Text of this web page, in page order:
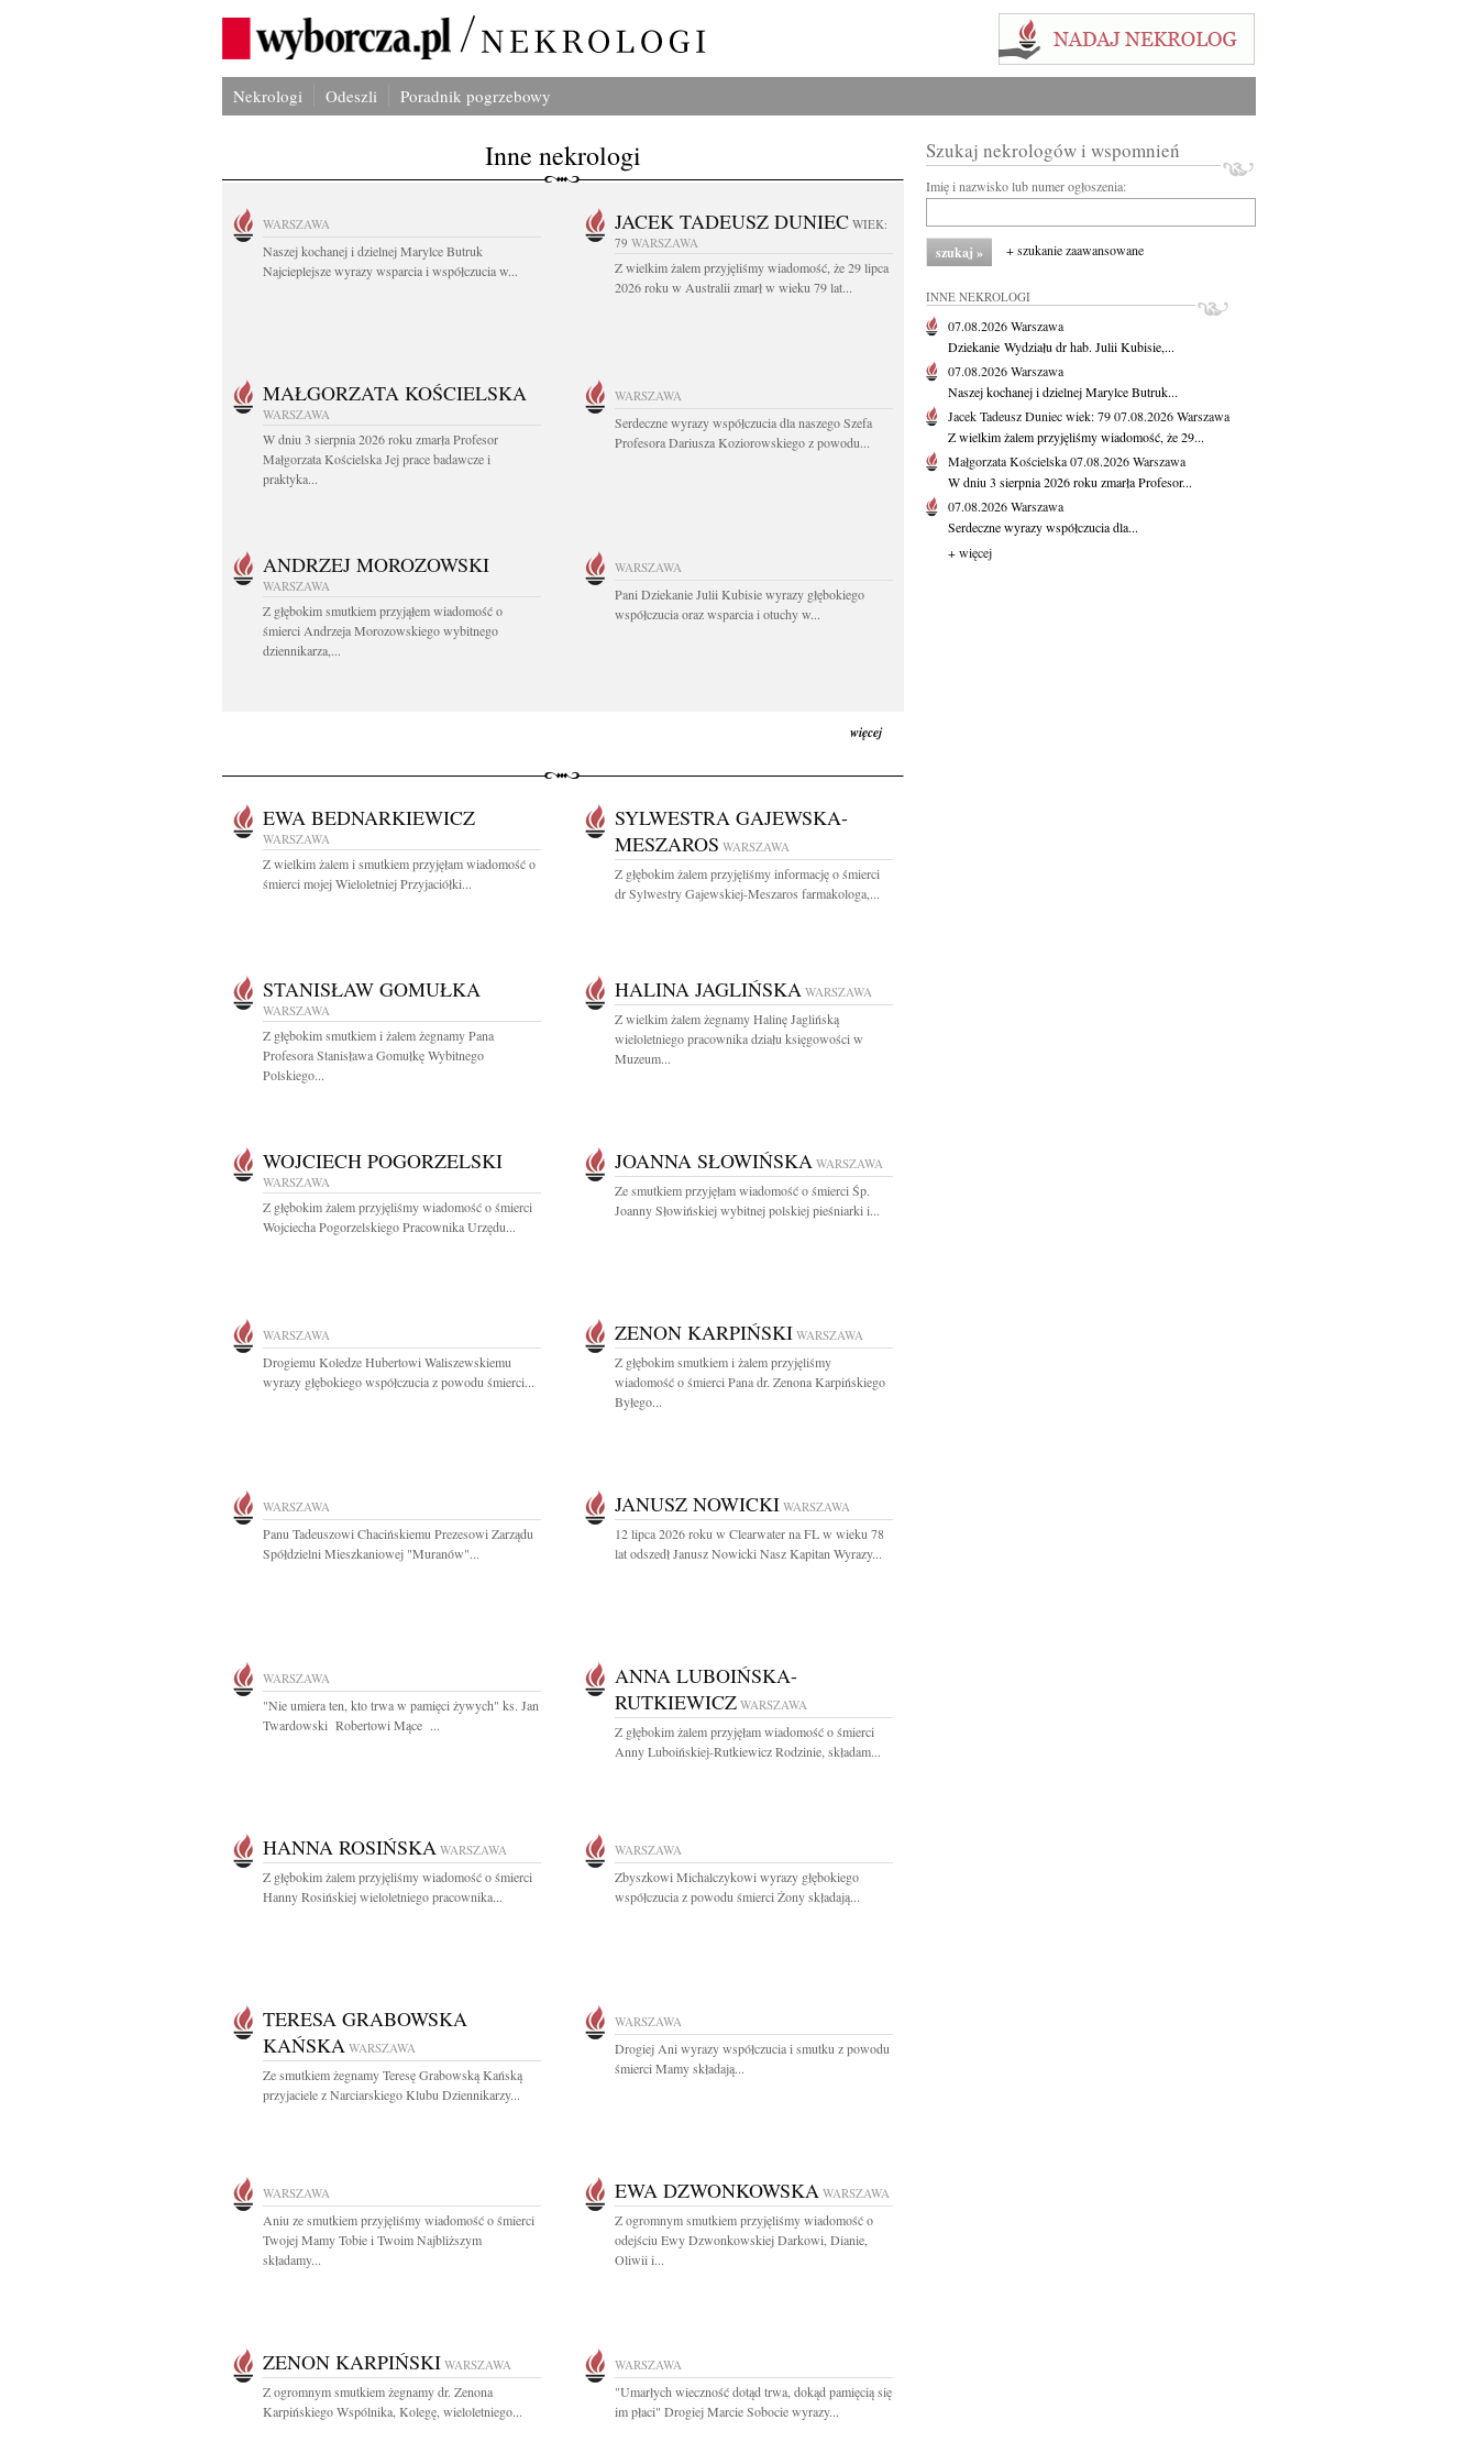
Nekrologi Odeszli Poradnik pogrzebowy
Inne nekrologi
WARSZAWA
Naszej kochanej i dzielnej Marylce Butruk
Najcieplejsze wyrazy wsparcia i współczucia w...
JACEK TADEUSZ DUNIEC WIEK:
79 WARSZAWA
Z wielkim żalem przyjęliśmy wiadomość, że 29 lipca
2026 roku w Australii zmarł w wieku 79 lat...
MAŁGORZATA KOŚCIELSKA
WARSZAWA
W dniu 3 sierpnia 2026 roku zmarła Profesor
Małgorzata Kościelska Jej prace badawcze i
praktyka...
WARSZAWA
Serdeczne wyrazy współczucia dla naszego Szefa
Profesora Dariusza Koziorowskiego z powodu...
ANDRZEJ MOROZOWSKI
WARSZAWA
Z głębokim smutkiem przyjąłem wiadomość o
śmierci Andrzeja Morozowskiego wybitnego
dziennikarza,...
WARSZAWA
Pani Dziekanie Julii Kubisie wyrazy głębokiego
współczucia oraz wsparcia i otuchy w...
więcej
EWA BEDNARKIEWICZ
WARSZAWA
Z wielkim żalem i smutkiem przyjęłam wiadomość o
śmierci mojej Wieloletniej Przyjaciółki...
SYLWESTRA GAJEWSKA-
MESZAROS WARSZAWA
Z głębokim żalem przyjęliśmy informację o śmierci
dr Sylwestry Gajewskiej-Meszaros farmakologa,...
STANISŁAW GOMUŁKA
WARSZAWA
Z głębokim smutkiem i żalem żegnamy Pana
Profesora Stanisława Gomułkę Wybitnego
Polskiego...
HALINA JAGLIŃSKA WARSZAWA
Z wielkim żalem żegnamy Halinę Jaglińską
wieloletniego pracownika działu księgowości w
Muzeum...
WOJCIECH POGORZELSKI
WARSZAWA
Z głębokim żalem przyjęliśmy wiadomość o śmierci
Wojciecha Pogorzelskiego Pracownika Urzędu...
JOANNA SŁOWIŃSKA WARSZAWA
Ze smutkiem przyjęłam wiadomość o śmierci Śp.
Joanny Słowińskiej wybitnej polskiej pieśniarki i...
WARSZAWA
Drogiemu Koledze Hubertowi Waliszewskiemu
wyrazy głębokiego współczucia z powodu śmierci...
ZENON KARPIŃSKI WARSZAWA
Z głębokim smutkiem i żalem przyjęliśmy
wiadomość o śmierci Pana dr. Zenona Karpińskiego
Byłego...
WARSZAWA
Panu Tadeuszowi Chacińskiemu Prezesowi Zarządu
Spółdzielni Mieszkaniowej "Muranów"...
JANUSZ NOWICKI WARSZAWA
12 lipca 2026 roku w Clearwater na FL w wieku 78
lat odszedł Janusz Nowicki Nasz Kapitan Wyrazy...
WARSZAWA
"Nie umiera ten, kto trwa w pamięci żywych" ks. Jan
Twardowski Robertowi Mące ...
ANNA LUBOIŃSKA-
RUTKIEWICZ WARSZAWA
Z głębokim żalem przyjęłam wiadomość o śmierci
Anny Luboińskiej-Rutkiewicz Rodzinie, składam...
HANNA ROSIŃSKA WARSZAWA
Z głębokim żalem przyjęliśmy wiadomość o śmierci
Hanny Rosińskiej wieloletniego pracownika...
WARSZAWA
Zbyszkowi Michalczykowi wyrazy głębokiego
współczucia z powodu śmierci Żony składają...
TERESA GRABOWSKA
KAŃSKA WARSZAWA
Ze smutkiem żegnamy Teresę Grabowską Kańską
przyjaciele z Narciarskiego Klubu Dziennikarzy...
WARSZAWA
Drogiej Ani wyrazy współczucia i smutku z powodu
śmierci Mamy składają...
WARSZAWA
Aniu ze smutkiem przyjęliśmy wiadomość o śmierci
Twojej Mamy Tobie i Twoim Najbliższym
składamy...
EWA DZWONKOWSKA WARSZAWA
Z ogromnym smutkiem przyjęliśmy wiadomość o
odejściu Ewy Dzwonkowskiej Darkowi, Dianie,
Oliwii i...
ZENON KARPIŃSKI WARSZAWA
Z ogromnym smutkiem żegnamy dr. Zenona
Karpińskiego Wspólnika, Kolegę, wieloletniego...
WARSZAWA
"Umarłych wieczność dotąd trwa, dokąd pamięcią się
im płaci" Drogiej Marcie Sobocie wyrazy...
Szukaj nekrologów i wspomnień
Imię i nazwisko lub numer ogłoszenia:
+ szukanie zaawansowane
INNE NEKROLOGI
07.08.2026Warszawa
Dziekanie Wydziału dr hab. Julii Kubisie,...
07.08.2026Warszawa
Naszej kochanej i dzielnej Marylce Butruk...
Jacek Tadeusz Duniecwiek: 7907.08.2026Warszawa
Z wielkim żalem przyjęliśmy wiadomość, że 29...
Małgorzata Kościelska07.08.2026Warszawa
W dniu 3 sierpnia 2026 roku zmarła Profesor...
07.08.2026Warszawa
Serdeczne wyrazy współczucia dla...
+ więcej